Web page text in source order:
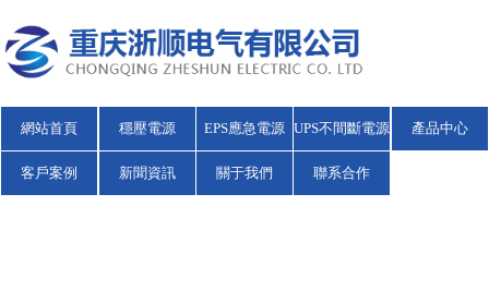
網站首頁 穩壓電源 EPS應急電源 UPS不間斷電源 產品中心
客戶案例 新聞資訊 關于我們 聯系合作